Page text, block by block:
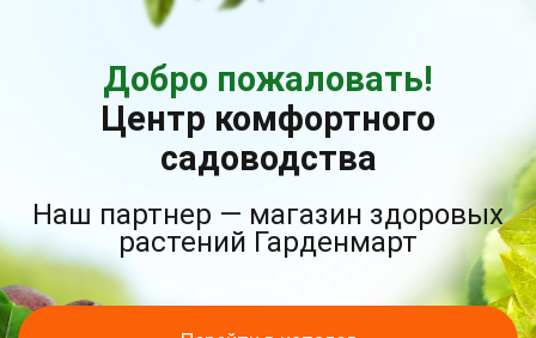
Добро пожаловать!
Центр комфортного
садоводства
Наш партнер — магазин здоровых
растений Гарденмарт